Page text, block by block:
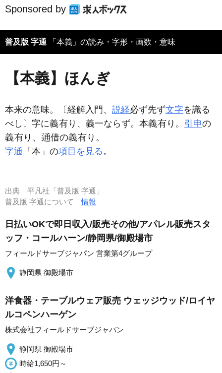
Sponsored by
普及版 字通 「本義」の読み・字形・画数・意味
【本義】ほんぎ
本来の意味。〔経解入門、 説経必ず先ず文字を識る
べし〕字に義
り、義一ならず。本義 り。 引申の
義
り、 借の義
り。
字通 「本」の項目を見る。
出典 平凡社「普及版 字通」
普及版 字通について情報
日払いOKで即日収入/販売その他/アパレル販売スタ
ッフ・コールハーン/静岡県/御殿場市
フィールドサーブジャパン 営業第4グループ
静岡県 御殿場市
洋食器・テーブルウェア販売 ウェッジウッド/ロイヤ
ルコペンハーゲン
株式会社フィールドサーブジャパン
静岡県 御殿場市
時給1,650円～